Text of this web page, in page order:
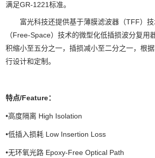
满足GR-1221标准。
富光科技还提供基于薄膜滤波器（TFF）
（Free-Space）技术的微型化低插损波分复用
积缩小至五分之一，插损减小至二分之一，根
行设计和定制。
特点/Feature：
•高度隔离 High Isolation
•低插入损耗 Low Insertion Loss
•无环氧光路 Epoxy-Free Optical Path